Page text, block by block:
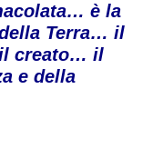
è la
Terra… il
creato… il
e della